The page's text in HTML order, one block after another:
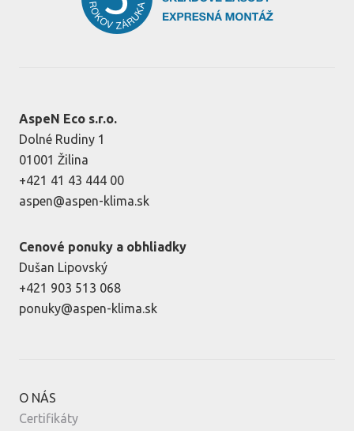
AspeN Eco s.r.o.
Dolné Rudiny 1
01001 Žilina
+421 41 43 444 00
aspen@aspen-klima.sk
Cenové ponuky a obhliadky
Dušan Lipovský
+421 903 513 068
ponuky@aspen-klima.sk
O NÁS
Certifikáty